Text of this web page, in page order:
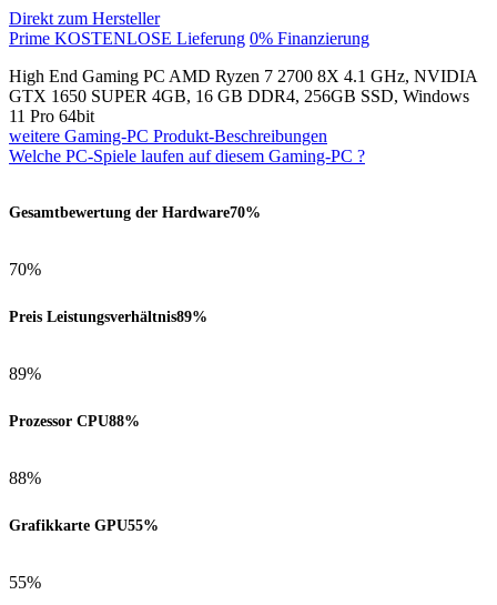
Direkt zum Hersteller
Prime KOSTENLOSE Lieferung 0% Finanzierung
High End Gaming PC AMD Ryzen 7 2700 8X 4.1 GHz, NVIDIA
GTX 1650 SUPER 4GB, 16 GB DDR4, 256GB SSD, Windows
11 Pro 64bit
weitere Gaming-PC Produkt-Beschreibungen
Welche PC-Spiele laufen auf diesem Gaming-PC ?
Gesamtbewertung der Hardware70%
70%
Preis Leistungsverhältnis89%
89%
Prozessor CPU88%
88%
Grafikkarte GPU55%
55%